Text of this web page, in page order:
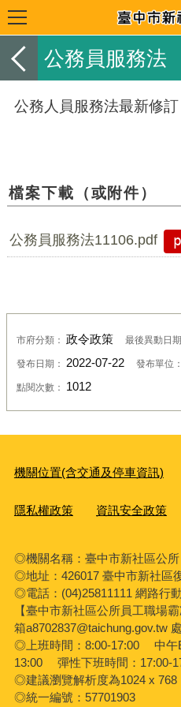
公務員服務法
公務人員服務法最新修訂
檔案下載（或附件）
公務員服務法11106.pdf
市府分類： 政令政策 最後異動日期
發布日期： 2022-07-22 發布單位：
點閱次數： 1012
機關位置(含交通及停車資訊)
隱私權政策 資訊安全政策
◎機關名稱：臺中市新社區公所
◎地址：426017 臺中市新社區
◎電話：(04)25811111 網路行
【臺中市新社區公所員工職場
箱a8702837@taichung.gov.tw
◎上班時間：8:00-17:00 中午
13:00 彈性下班時間：17:00-
◎建議瀏覽解析度為1024 x 768
◎統一編號：57701903